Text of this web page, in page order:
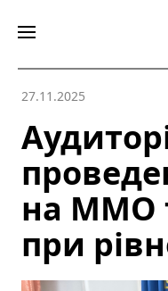
27.11.2025
на ММО
при